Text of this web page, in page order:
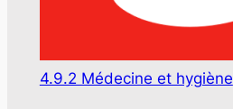
4.9.2 Médecine et hygiène